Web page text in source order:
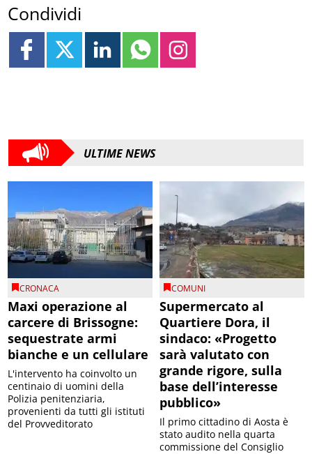
Condividi
ULTIME NEWS
CRONACA
Maxi operazione al
carcere di Brissogne:
sequestrate armi
bianche e un cellulare
L'intervento ha coinvolto un
centinaio di uomini della
Polizia penitenziaria,
provenienti da tutti gli istituti
del Provveditorato
COMUNI
Supermercato al
Quartiere Dora, il
sindaco: «Progetto
sarà valutato con
grande rigore, sulla
base dell’interesse
pubblico»
Il primo cittadino di Aosta è
stato audito nella quarta
commissione del Consiglio